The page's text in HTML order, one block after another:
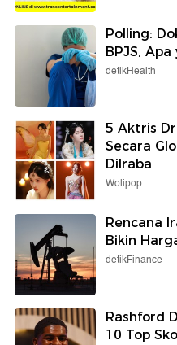
Polling:
BPJS,
detikHealth
5 Aktris
Secara
Dilraba
Wolipop
Rencana
Bikin
detikFinance
Rashford
10 Top